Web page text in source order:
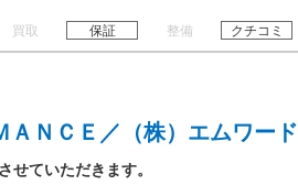
買取 保証 整備 クチコミ
ＮＣＥ／（株）エムワード
せていただきます。